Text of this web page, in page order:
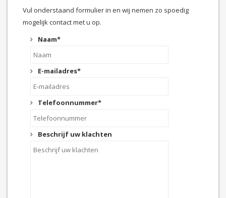
Vul onderstaand formulier in en wij nemen zo spoedig
mogelijk contact met u op.
Naam*
E-mailadres*
Telefoonnummer*
Beschrijf uw klachten